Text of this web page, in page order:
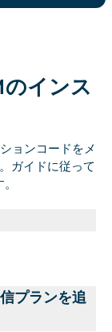
インス
ョンコードをメ
ガイドに従って
プランを追